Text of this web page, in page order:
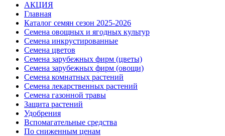
АКЦИЯ
Главная
Каталог семян сезон 2025-2026
Семена овощных и ягодных культур
Семена инкрустированные
Семена цветов
Семена зарубежных фирм (цветы)
Семена зарубежных фирм (овощи)
Семена комнатных растений
Семена лекарственных растений
Семена газонной травы
Защита растений
Удобрения
Вспомагательные средства
По сниженным ценам